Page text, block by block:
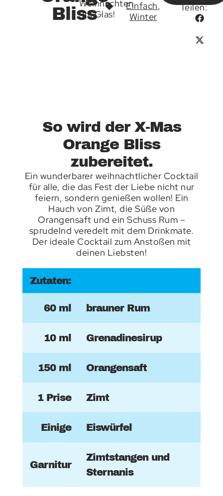
Bliss
Weihnachten
im Glas!
Einfach,
Winter
Teilen:
So wird der X-Mas
Orange Bliss
zubereitet.
Ein wunderbarer weihnachtlicher Cocktail
für alle, die das Fest der Liebe nicht nur
feiern, sondern genießen wollen! Ein
Hauch von Zimt, die Süße von
Orangensaft und ein Schuss Rum –
sprudelnd veredelt mit dem Drinkmate.
Der ideale Cocktail zum Anstoßen mit
deinen Liebsten!
Zutaten:
60 ml brauner Rum
10 ml Grenadinesirup
150 ml Orangensaft
1 Prise Zimt
Einige Eiswürfel
Garnitur
Zimtstangen und
Sternanis